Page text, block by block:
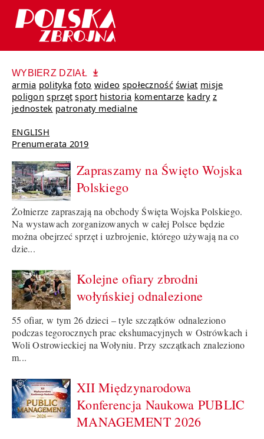
WYBIERZ DZIAŁ
armia polityka foto wideo społeczność świat misje
poligon sprzęt sport historia komentarze kadry z
jednostek patronaty medialne
ENGLISH
Prenumerata 2019
Zapraszamy na Święto Wojska
Polskiego
Żołnierze zapraszają na obchody Święta Wojska Polskiego.
Na wystawach zorganizowanych w całej Polsce będzie
można obejrzeć sprzęt i uzbrojenie, którego używają na co
dzie...
Kolejne ofiary zbrodni
wołyńskiej odnalezione
55 ofiar, w tym 26 dzieci – tyle szczątków odnaleziono
podczas tegorocznych prac ekshumacyjnych w Ostrówkach i
Woli Ostrowieckiej na Wołyniu. Przy szczątkach znaleziono
m...
XII Międzynarodowa
Konferencja Naukowa PUBLIC
MANAGEMENT 2026